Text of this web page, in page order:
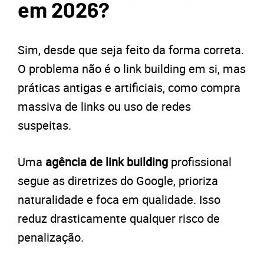
em 2026?
Sim, desde que seja feito da forma correta.
O problema não é o link building em si, mas
práticas antigas e artificiais, como compra
massiva de links ou uso de redes
suspeitas.
Uma agência de link building profissional
segue as diretrizes do Google, prioriza
naturalidade e foca em qualidade. Isso
reduz drasticamente qualquer risco de
penalização.